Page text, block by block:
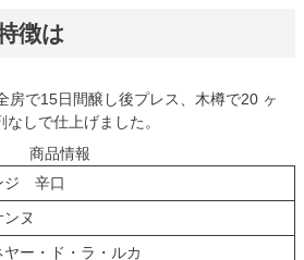
徴は
房で15日間醸し後プレス、木樽で20 ヶ
しで仕上げました。
商品情報
ジ 辛口
ヌ
ヤー・ド・ラ・ルカ